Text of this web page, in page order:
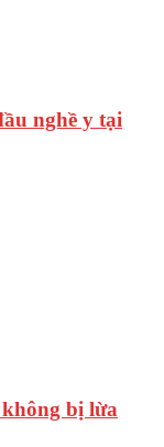
nghề y tại
bị lừa